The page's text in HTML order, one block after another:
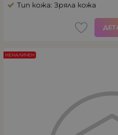
Тип кожа: Зряла кожа
НЕНАЛИЧЕН